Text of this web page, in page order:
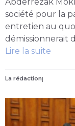
Abderrezak
société pour la
entretien au
démissionnerait
Lire la suite
La rédaction|